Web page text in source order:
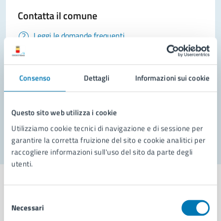
Consenso Dettagli Informazioni sui cookie
Questo sito web utilizza i cookie
Utilizziamo cookie tecnici di navigazione e di sessione per
garantire la corretta fruizione del sito e cookie analitici per
raccogliere informazioni sull'uso del sito da parte degli
utenti.
delNecessari
Contatta il comune
Leggi le domande frequenti
Prenota appuntamento